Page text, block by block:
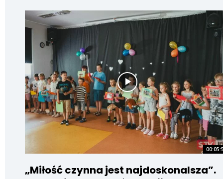
„Miłość czynna jest najdoskonalsza”.